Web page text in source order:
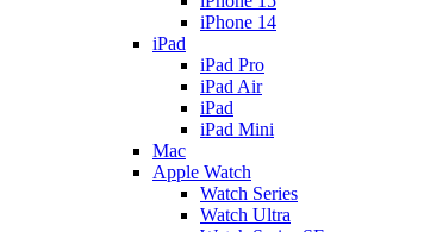
iPhone 14
iPad
iPad Pro
iPad Air
iPad
iPad Mini
Mac
Apple Watch
Watch Series
Watch Ultra